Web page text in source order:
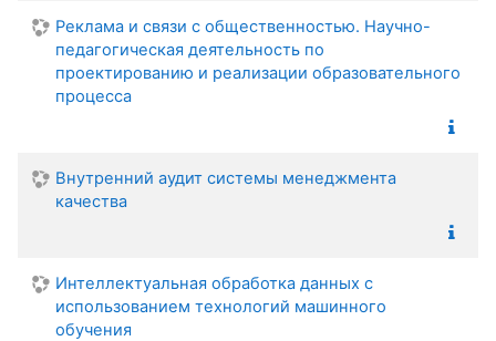
Реклама и связи с общественностью. Научно-
педагогическая деятельность по
проектированию и реализации образовательного
процесса
Внутренний аудит системы менеджмента
качества
Интеллектуальная обработка данных с
использованием технологий машинного
обучения